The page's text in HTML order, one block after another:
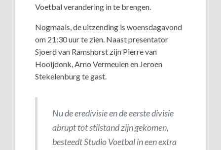
Voetbal verandering in te brengen.
Nogmaals, de uitzending is woensdagavond
om 21:30 uur te zien. Naast presentator
Sjoerd van Ramshorst zijn Pierre van
Hooijdonk, Arno Vermeulen en Jeroen
Stekelenburg te gast.
Nu de eredivisie en de eerste divisie
abrupt tot stilstand zijn gekomen,
besteedt Studio Voetbal in een extra